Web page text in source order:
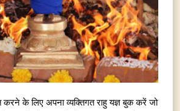
करने के लिए अपना व्यक्तिगत राहु यज्ञ बुक करें जो